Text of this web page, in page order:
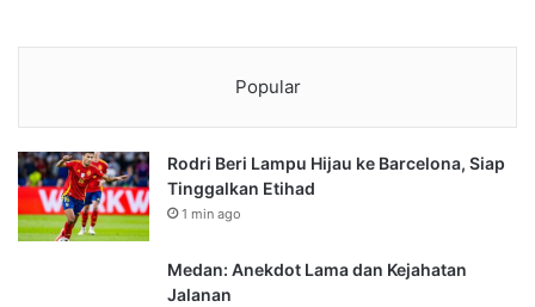
Popular
Rodri Beri Lampu Hijau ke Barcelona, Siap
Tinggalkan Etihad
1 min ago
Medan: Anekdot Lama dan Kejahatan
Jalanan